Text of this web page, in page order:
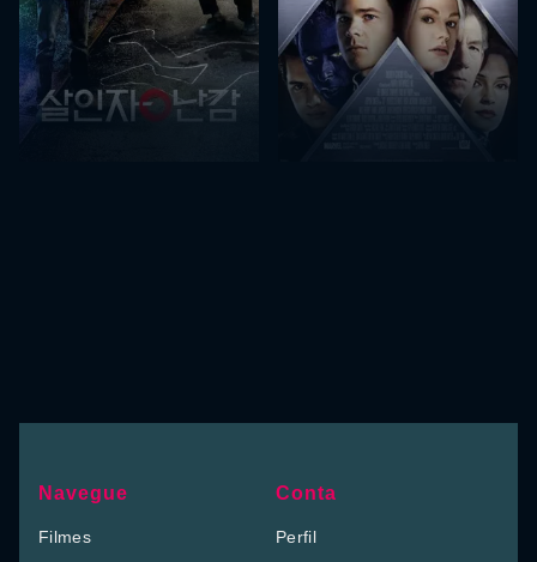
Navegue
Filmes
Conta
Perfil